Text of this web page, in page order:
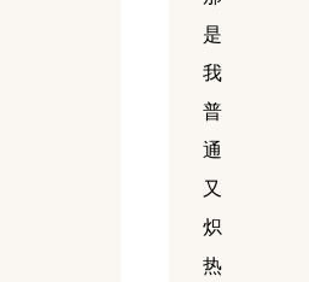
是
我
普
通
又
炽
热